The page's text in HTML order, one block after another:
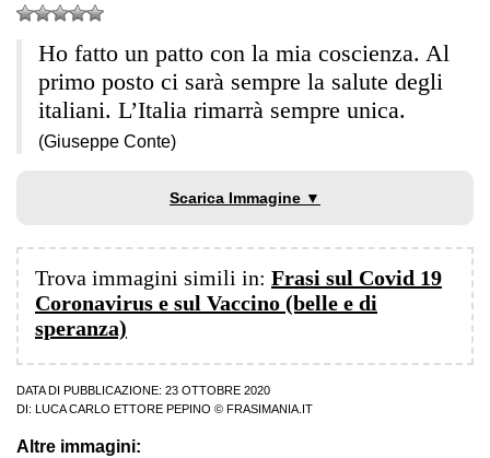
Ho fatto un patto con la mia coscienza. Al
primo posto ci sarà sempre la salute degli
italiani. L’Italia rimarrà sempre unica.
(Giuseppe Conte)
Scarica Immagine ▼
Trova immagini simili in: Frasi sul Covid 19
Coronavirus e sul Vaccino (belle e di
speranza)
DATA DI PUBBLICAZIONE: 23 OTTOBRE 2020
DI:
LUCA CARLO ETTORE PEPINO © FRASIMANIA.IT
Altre immagini: